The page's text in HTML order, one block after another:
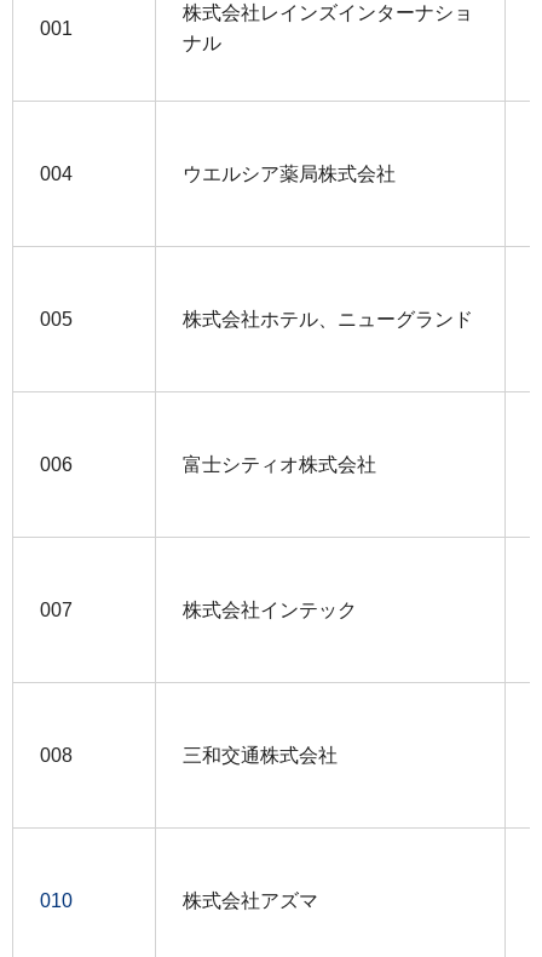
001
株式会社レインズインターナショ
ナル
004 ウエルシア薬局株式会社
005 株式会社ホテル、ニューグランド
006 富士シティオ株式会社
007 株式会社インテック
008 三和交通株式会社
010 株式会社アズマ